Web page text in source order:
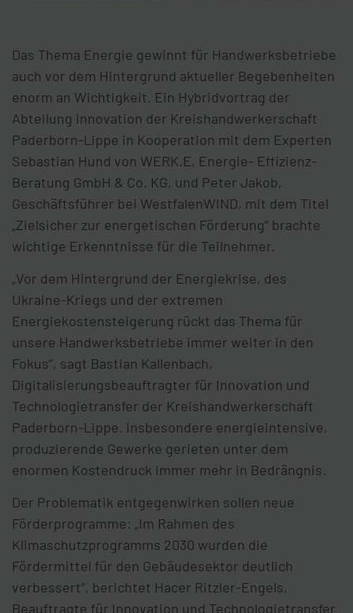
Das Thema Energie gewinnt für Handwerksbetriebe
auch vor dem Hintergrund aktueller Begebenheiten
enorm an Wichtigkeit. Ein Hybridvortrag der
Abteilung Innovation der Kreishandwerkerschaft
Paderborn-Lippe in Kooperation mit dem Experten
Sebastian Hund von WERK.E, Energie- Effizienz-
Beratung GmbH & Co. KG, und Peter Jakob,
Geschäftsführer bei WestfalenWIND, mit dem Titel
„Zielsicher zur energetischen Förderung“ brachte
wichtige Erkenntnisse für die Teilnehmer.
„Vor dem Hintergrund der Energiekrise, des
Ukraine-Kriegs und der extremen
Energiekostensteigerung rückt das Thema für
unsere Handwerksbetriebe immer weiter in den
Fokus“, sagt Bastian Kallenbach,
Digitalisierungsbeauftragter für Innovation und
Technologietransfer der Kreishandwerkerschaft
Paderborn-Lippe. Insbesondere energieintensive,
produzierende Gewerke gerieten unter dem
enormen Kostendruck immer mehr in Bedrängnis.
Der Problematik entgegenwirken sollen neue
Förderprogramme: „Im Rahmen des
Klimaschutzprogramms 2030 wurden die
Fördermittel für den Gebäudesektor deutlich
verbessert“, berichtet Hacer Ritzler-Engels,
Beauftragte für Innovation und Technologietransfer